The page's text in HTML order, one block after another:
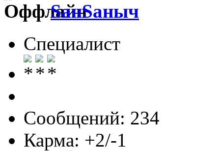
SанSаныч
Специалист
Сообщений: 234
Карма: +2/-1